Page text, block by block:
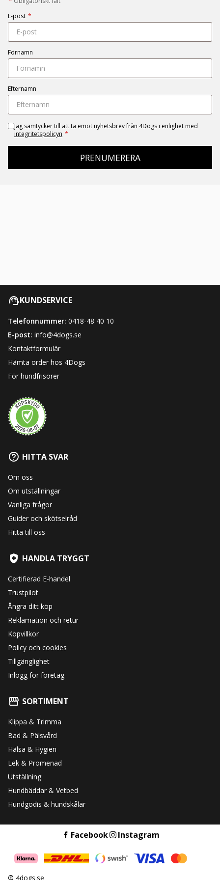
E-post *
Förnamn
Efternamn
Jag samtycker till att ta emot nyhetsbrev från 4Dogs i enlighet med
integritetspolicyn *
PRENUMERERA
KUNDSERVICE
Telefonnummer: 0418-48 40 10
E-post: info@4dogs.se
Kontaktformulär
Hämta order hos 4Dogs
För hundfrisörer
HITTA SVAR
Om oss
Om utställningar
Vanliga frågor
Guider och skötselråd
Hitta till oss
HANDLA TRYGGT
Certifierad E-handel
Trustpilot
Ångra ditt köp
Reklamation och retur
Köpvillkor
Policy och cookies
Tillgänglighet
Inlogg för företag
SORTIMENT
Klippa & Trimma
Bad & Pälsvård
Hälsa & Hygien
Lek & Promenad
Utställning
Hundbäddar & Vetbed
Hundgodis & hundskålar
Facebook Instagram
© 4dogs.se